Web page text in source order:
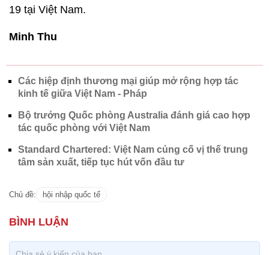
19 tại Việt Nam.
Minh Thu
Các hiệp định thương mại giúp mở rộng hợp tác
kinh tế giữa Việt Nam - Pháp
Bộ trưởng Quốc phòng Australia đánh giá cao hợp
tác quốc phòng với Việt Nam
Standard Chartered: Việt Nam củng cố vị thế trung
tâm sản xuất, tiếp tục hút vốn đầu tư
Chủ đề: hội nhập quốc tế